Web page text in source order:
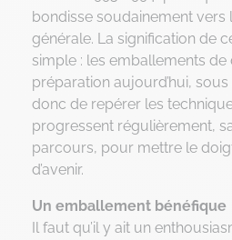
bondisse soudainement vers
générale. La signification de
simple : les emballements de
préparation aujourd’hui,
donc de repérer les
progressent régulièrement,
parcours, pour mettre le
d’avenir.
Un emballement bénéfique
Il faut qu’il y ait un